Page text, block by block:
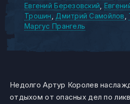
Евгений Березовский
Трошин
Дмитрий Самойлов
Маргус Прангель
Недолго Артур Королев
отдыхом от опасных дел по